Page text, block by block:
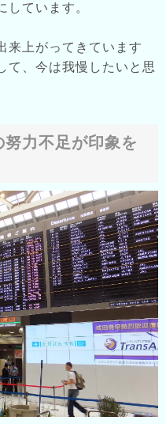
しています。
来上がってきています
て、今は我慢したいと思
力不足が印象を